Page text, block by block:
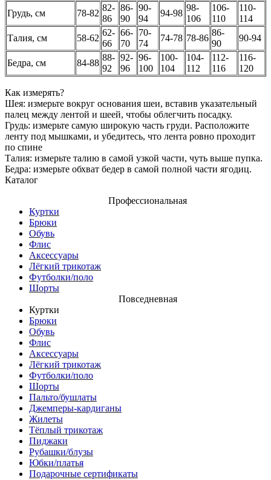
Грудь, см 78-82
82-
86
86-
90
90-
94
94-98
98-
106
106-
110
110-
114
Талия, см
58-62
62-
66
66-
70
70-
74
74-78 78-86
86-
90
90-94
Бедра, см 84-88
88-
92
92-
96
96-
100
100-
104
104-
112
112-
116
116-
120
Как измерять?
Шея: измерьте вокруг основания шеи, вставив указательный
палец между лентой и шеей, чтобы облегчить посадку.
Грудь: измерьте самую широкую часть груди. Расположите
ленту под мышками, и убедитесь, что лента ровно проходит
по спине
Талия: измерьте талию в самой узкой части, чуть выше пупка.
Бедра: измерьте обхват бедер в самой полной части ягодиц.
Каталог
Профессиональная
Куртки
Брюки
Обувь
Флис
Аксессуары
Лёгкий трикотаж
Футболки/поло
Шорты
Повседневная
Куртки
Брюки
Обувь
Флис
Аксессуары
Лёгкий трикотаж
Футболки/поло
Шорты
Пальто/бушлаты
Джемперы-кардиганы
Жилеты
Тёплый трикотаж
Пиджаки
Рубашки/блузы
Юбки/платья
Подарочные сертификаты